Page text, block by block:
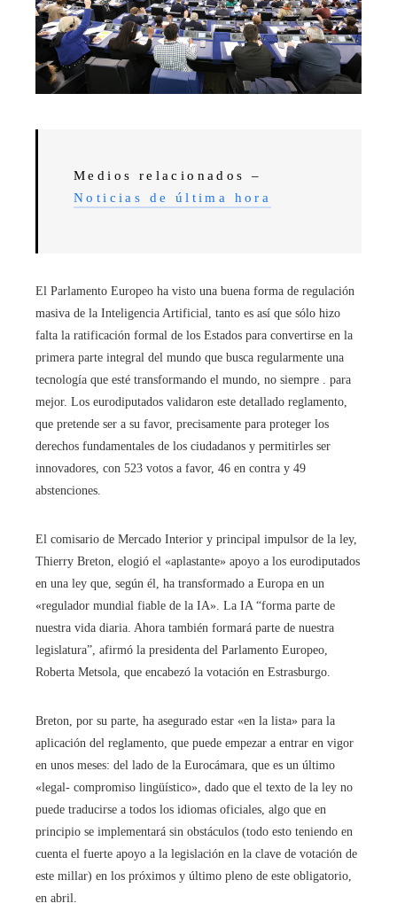
Medios relacionados –
Noticias de última hora
El Parlamento Europeo ha visto una buena forma de regulación
masiva de la Inteligencia Artificial, tanto es así que sólo hizo
falta la ratificación formal de los Estados para convertirse en la
primera parte integral del mundo que busca regularmente una
tecnología que esté transformando el mundo, no siempre . para
mejor. Los eurodiputados validaron este detallado reglamento,
que pretende ser a su favor, precisamente para proteger los
derechos fundamentales de los ciudadanos y permitirles ser
innovadores, con 523 votos a favor, 46 en contra y 49
abstenciones.
El comisario de Mercado Interior y principal impulsor de la ley,
Thierry Breton, elogió el «aplastante» apoyo a los eurodiputados
en una ley que, según él, ha transformado a Europa en un
«regulador mundial fiable de la IA». La IA “forma parte de
nuestra vida diaria. Ahora también formará parte de nuestra
legislatura”, afirmó la presidenta del Parlamento Europeo,
Roberta Metsola, que encabezó la votación en Estrasburgo.
Breton, por su parte, ha asegurado estar «en la lista» para la
aplicación del reglamento, que puede empezar a entrar en vigor
en unos meses: del lado de la Eurocámara, que es un último
«legal- compromiso lingüístico», dado que el texto de la ley no
puede traducirse a todos los idiomas oficiales, algo que en
principio se implementará sin obstáculos (todo esto teniendo en
cuenta el fuerte apoyo a la legislación en la clave de votación de
este millar) en los próximos y último pleno de este obligatorio,
en abril.